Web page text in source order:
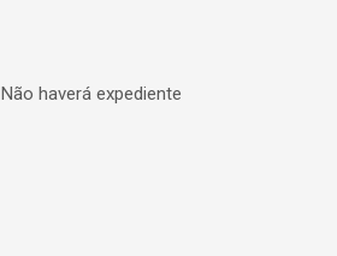
Não haverá expediente